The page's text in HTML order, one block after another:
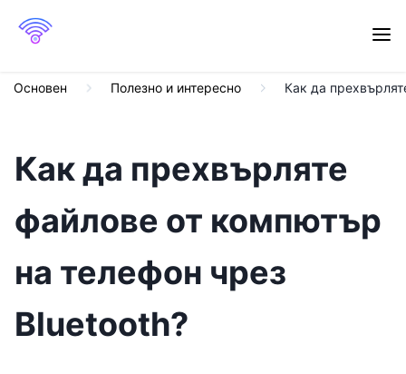
Основен Полезно и интересно Как да
Как да прехвърляте
файлове от компютър
на телефон чрез
Bluetooth?